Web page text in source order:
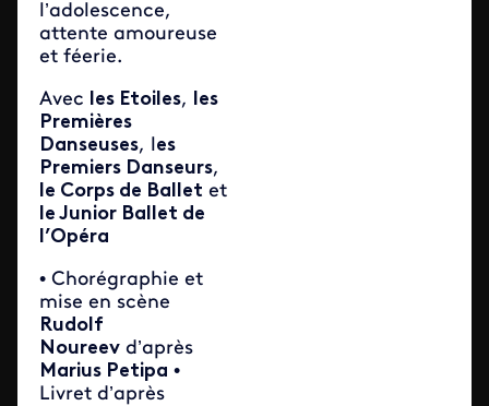
l’adolescence,
attente amoureuse
et féerie.
Avec les Etoiles, les
Premières
Danseuses, les
Premiers Danseurs,
le Corps de Ballet et
le Junior Ballet de
l’Opéra
• Chorégraphie et
mise en scène
Rudolf
Noureev d’après
Marius Petipa •
Livret d’après